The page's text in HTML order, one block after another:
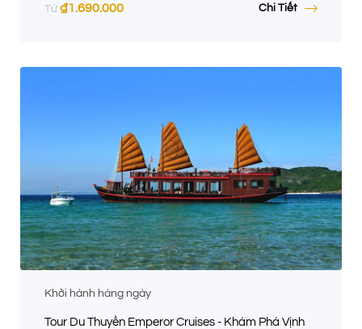
Từ ₫1.690.000 Chi Tiết
Khởi hành hàng ngày
Tour Du Thuyền Emperor Cruises - Khám Phá Vịnh